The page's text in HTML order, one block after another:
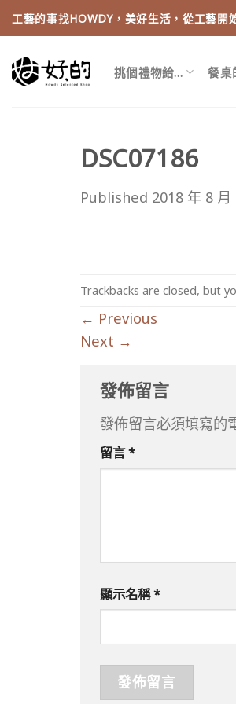
Skip
to
content
工藝的事找HOWDY，美好生活，從工藝開
挑個禮物給… 餐桌
DSC07186
Published 2018 年 8 月
Trackbacks are closed, but
← Previous
Next →
發佈留言
發佈留言必須填寫的
留言*
顯示名稱*